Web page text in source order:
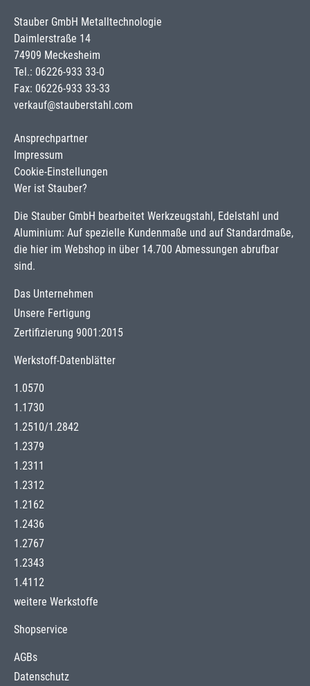
Stauber GmbH Metalltechnologie
Daimlerstraße 14
74909 Meckesheim
Tel.: 06226-933 33-0
Fax: 06226-933 33-33
verkauf@stauberstahl.com
Ansprechpartner
Impressum
Cookie-Einstellungen
Wer ist Stauber?
Die Stauber GmbH bearbeitet Werkzeugstahl, Edelstahl und
Aluminium: Auf spezielle Kundenmaße und auf Standardmaße,
die hier im Webshop in über 14.700 Abmessungen abrufbar
sind.
Das Unternehmen
Unsere Fertigung
Zertifizierung 9001:2015
Werkstoff-Datenblätter
1.0570
1.1730
1.2510/1.2842
1.2379
1.2311
1.2312
1.2162
1.2436
1.2767
1.2343
1.4112
weitere Werkstoffe
Shopservice
AGBs
Datenschutz